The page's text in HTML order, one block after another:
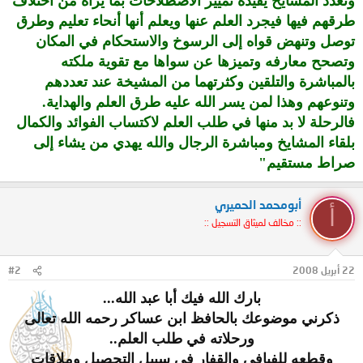
طرقهم فيها فيجرد العلم عنها ويعلم أنها أنحاء تعليم وطرق
توصل وتنهض قواه إلى الرسوخ والاستحكام في المكان
وتصحح معارفه وتميزها عن سواها مع تقوية ملكته
بالمباشرة والتلقين وكثرتهما من المشيخة عند تعددهم
وتنوعهم وهذا لمن يسر الله عليه طرق العلم والهداية.
فالرحلة لا بد منها في طلب العلم لاكتساب الفوائد والكمال
بلقاء المشايخ ومباشرة الرجال والله يهدي من يشاء إلى
صراط مستقيم"​
أبومحمد الحميري
:: مخالف لميثاق التسجيل ::
22 أبريل 2008 #2
بارك الله فيك أبا عبد الله...
ذكرني موضوعك بالحافظ ابن عساكر رحمه الله تعالى
ورحلاته في طلب العلم..
وقطعه للفيافي والقفار في سبيل التحصيل وملاقات